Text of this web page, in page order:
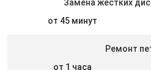
Замена жестких
от 45 минут
Ремонт
от 1 часа